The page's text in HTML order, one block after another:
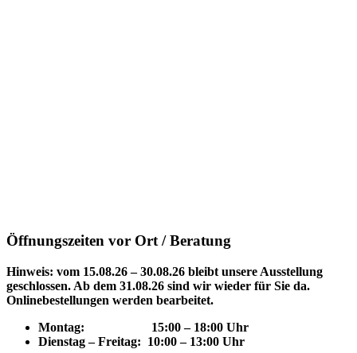
Öffnungszeiten vor Ort / Beratung
Hinweis: vom 15.08.26 – 30.08.26 bleibt unsere Ausstellung
geschlossen. Ab dem 31.08.26 sind wir wieder für Sie da.
Onlinebestellungen werden bearbeitet.
Montag: 15:00 – 18:00 Uhr
Dienstag – Freitag: 10:00 – 13:00 Uhr